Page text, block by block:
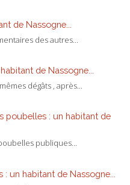
de Nassogne...
des autres...
de Nassogne...
dégâts , après...
poubelles : un habitant de
publiques...
un habitant de Nassogne...